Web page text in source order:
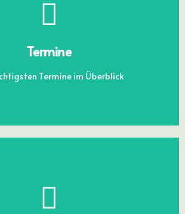
Termine
Termine im Überblick
TERMINE